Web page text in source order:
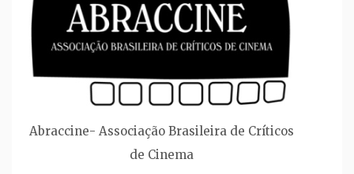
Abraccine- Associação Brasileira de Críticos
de Cinema